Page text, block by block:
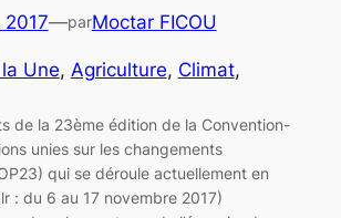
2017—parMoctar FICOU
Une, Agriculture, Climat
de la 23ème édition de la Convention-
unies sur les changements
qui se déroule actuellement en
: du 6 au 17 novembre 2017)